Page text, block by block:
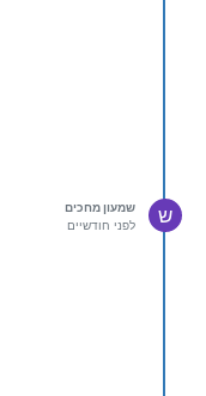
ש
שמעון מחכים
לפני חודשיים